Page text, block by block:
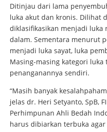
Ditinjau dari lama
luka akut dan kronis. Dilihat
diklasifikasikan menjadi luka
dalam. Sementara menurut
menjadi luka sayat, luka
Masing-masing kategori
penanganannya sendiri.
“Masih banyak
jelas dr. Heri Setyanto, SpB,
Perhimpunan Ahli Bedah
harus dibiarkan terbuka